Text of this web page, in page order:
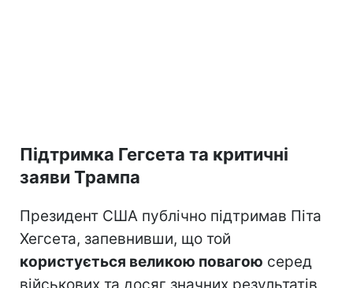
Підтримка Гегсета та критичні
заяви Трампа
Президент США публічно підтримав Піта
Хегсета, запевнивши, що той
користується великою повагою серед
військових та досяг значних результатів